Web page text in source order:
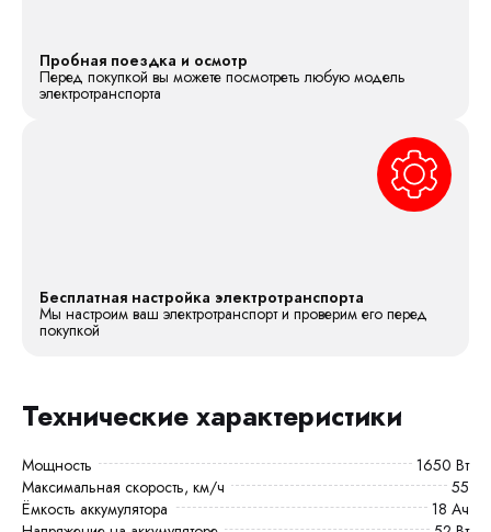
Пробная поездка и осмотр
Перед покупкой вы можете посмотреть любую модель
электротранспорта
Бесплатная настройка электротранспорта
Мы настроим ваш электротранспорт и проверим его перед
покупкой
Технические характеристики
Мощность
1650 Вт
Максимальная скорость, км/ч
55
Ёмкость аккумулятора
18 Ач